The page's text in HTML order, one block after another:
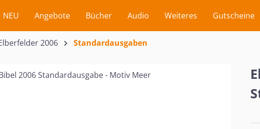
NEU Angebote Bücher Audio Weiteres Gutscheine
2006 Standardausgaben